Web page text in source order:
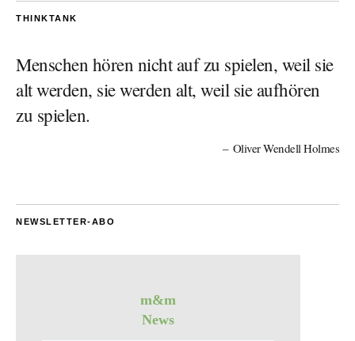
THINKTANK
Menschen hören nicht auf zu spielen, weil sie
alt werden, sie werden alt, weil sie aufhören
zu spielen.
Oliver Wendell Holmes
NEWSLETTER-ABO
m&m
News